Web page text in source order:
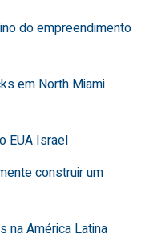
do empreendimento
em North Miami
EUA Israel
construir um
na América Latina